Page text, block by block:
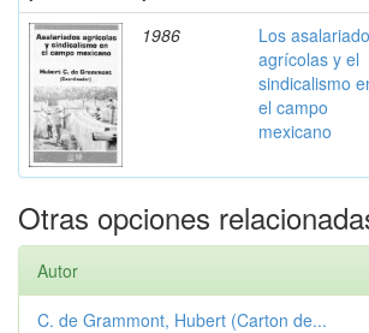
1986
Los
agrícolas y el
sindicalismo
el campo
mexicano
Otras opciones
Autor
C. de Grammont, Hubert (Carton de...